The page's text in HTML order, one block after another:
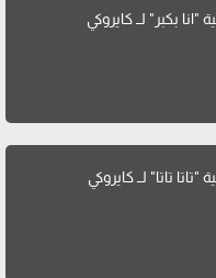
"تاتا تاتا" لــ كايروكي